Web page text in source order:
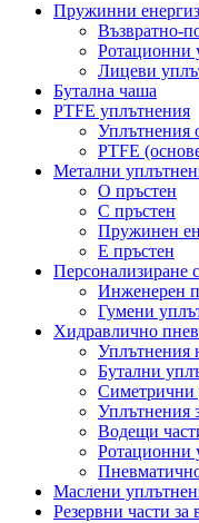
Пружинни
Възвратно-
Ротационни
Лицеви
Бутална чаша
PTFE уплътнения
Уплътнения
PTFE
Метални
О пръстен
C пръстен
Пружинен
E пръстен
Персонализиране
Инженерен
Гумени
Хидравлично
Уплътнения
Бутални
Симетрични
Уплътнения
Водещи
Ротационни
Маслени
Резервни части